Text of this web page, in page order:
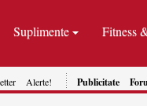
Suplimente Fitness
Alerte! Publicitate